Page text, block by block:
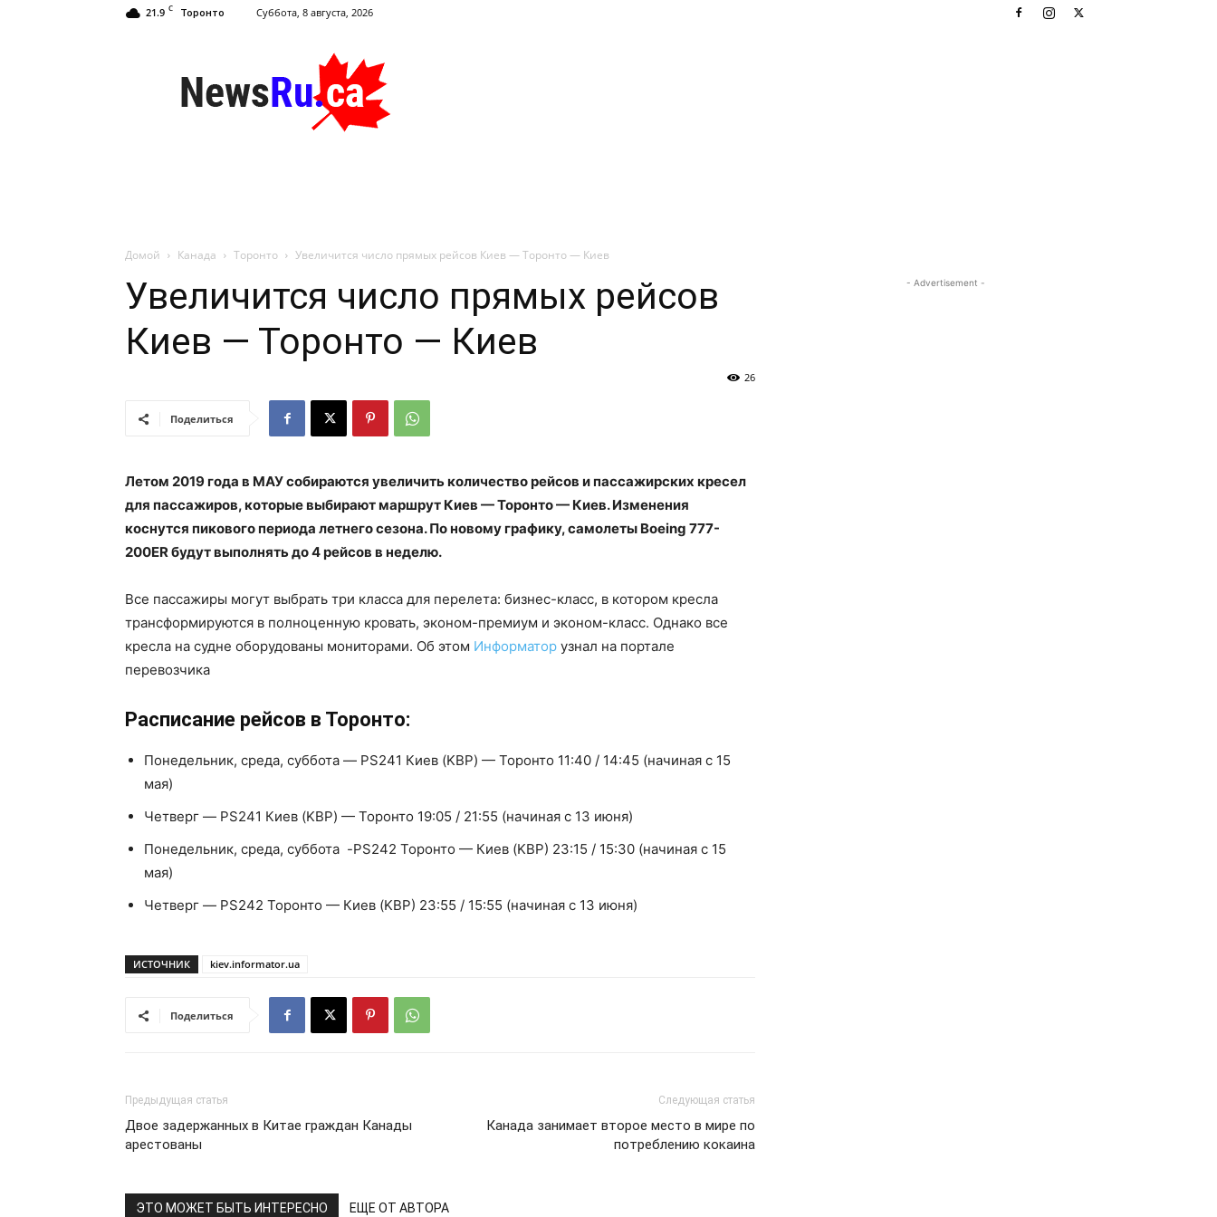
21.9 C Торонто Суббота, 8 августа, 2026
NewsRu.Ca
Домой Канада Торонто Увеличится число прямых рейсов Киев — Торонто — Киев
Увеличится число прямых рейсов
Киев — Торонто — Киев
26
Поделиться
Летом 2019 года в МАУ собираются увеличить количество рейсов и пассажирских кресел
для пассажиров, которые выбирают маршрут Киев — Торонто — Киев. Изменения
коснутся пикового периода летнего сезона. По новому графику, самолеты Boeing 777-
200ER будут выполнять до 4 рейсов в неделю.
Все пассажиры могут выбрать три класса для перелета: бизнес-класс, в котором кресла
трансформируются в полноценную кровать, эконом-премиум и эконом-класс. Однако все
кресла на судне оборудованы мониторами. Об этом Информатор узнал на портале
перевозчика
Расписание рейсов в Торонто:
Понедельник, среда, суббота — PS241 Киев (KBP) — Торонто 11:40 / 14:45 (начиная с 15
мая)
Четверг — PS241 Киев (KBP) — Торонто 19:05 / 21:55 (начиная с 13 июня)
Понедельник, среда, суббота -PS242 Торонто — Киев (KBP) 23:15 / 15:30 (начиная с 15
мая)
Четверг — PS242 Торонто — Киев (KBP) 23:55 / 15:55 (начиная с 13 июня)
ИСТОЧНИК kiev.informator.ua
Поделиться
Предыдущая статья
Двое задержанных в Китае граждан Канады
арестованы
Следующая статья
Канада занимает второе место в мире по
потреблению кокаина
ЭТО МОЖЕТ БЫТЬ ИНТЕРЕСНО ЕЩЕ ОТ АВТОРА
- Advertisement -